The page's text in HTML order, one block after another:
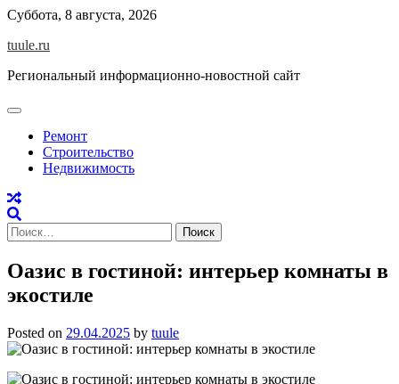
Skip
content
Суббота, 8 августа, 2026
tuule.ru
Региональный информационно-новостной сайт
Ремонт
Строительство
Недвижимость
Найти:
Оазис в гостиной: интерьер комнаты в
экостиле
Posted on 29.04.2025 by tuule